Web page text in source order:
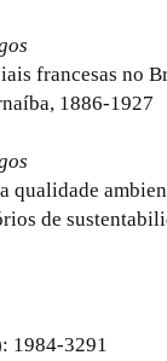
francesas no
1886-1927
qualidade
de
1984-3291